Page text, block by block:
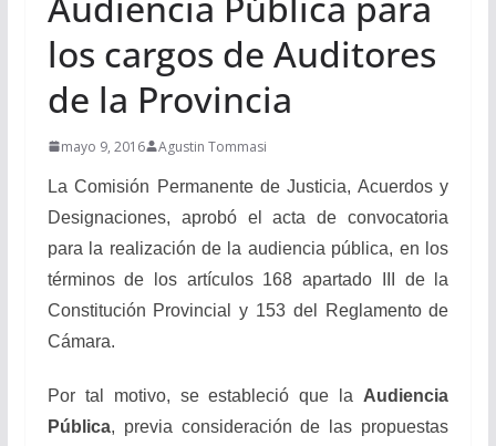
los cargos de Auditores
de la Provincia
mayo 9, 2016 Agustin Tommasi
La Comisión Permanente de Justicia, Acuerdos y
Designaciones, aprobó el acta de convocatoria
para la realización de la audiencia pública, en los
términos de los artículos 168 apartado III de la
Constitución Provincial y 153 del Reglamento de
Cámara.
Por tal motivo, se estableció que la Audiencia
Pública, previa consideración de las propuestas